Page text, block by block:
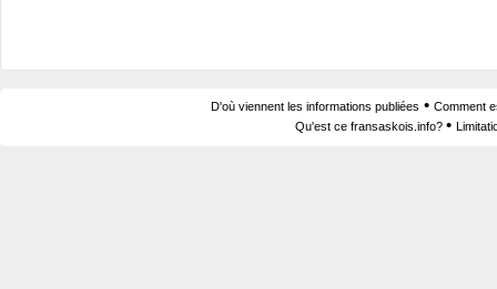
D'où viennent les informations publiées • Comment
Qu'est ce fransaskois.info? •